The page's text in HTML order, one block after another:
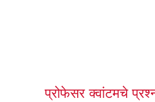
प्रोफेसर क्वांटमचे